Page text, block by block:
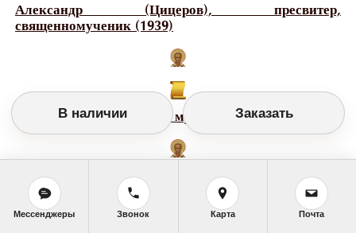
Александр (Цицеров), пресвитер,
священномученик (1939)
Анфиса (Анфуса) Новая, мученица
Владимир (Соколов), пресвитер, священномученик
(1940)
В наличии Заказать
Мессенджеры Звонок Карта Почта